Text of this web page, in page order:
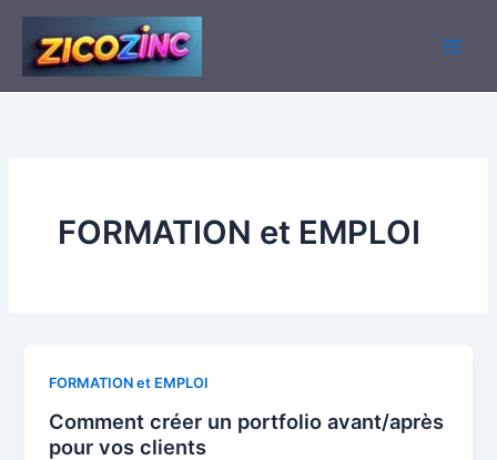
Aller
contenu
FORMATION et EMPLOI
FORMATION et EMPLOI
Comment créer un portfolio avant/après
pour vos clients